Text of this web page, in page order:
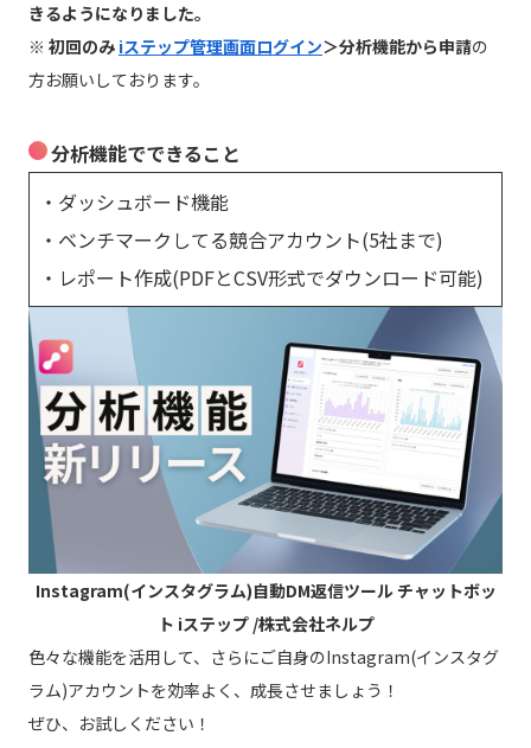
きるようになりました。
※ 初回のみ iステップ管理画面ログイン＞分析機能から申請の
方お願いしております。
分析機能でできること
・ダッシュボード機能
・ベンチマークしてる競合アカウント(5社まで)
・レポート作成(PDFとCSV形式でダウンロード可能)
Instagram(インスタグラム)自動DM返信ツール チャットボッ
ト iステップ /株式会社ネルプ
色々な機能を活用して、さらにご自身のInstagram(インスタグ
ラム)アカウントを効率よく、成長させましょう！
ぜひ、お試しください！